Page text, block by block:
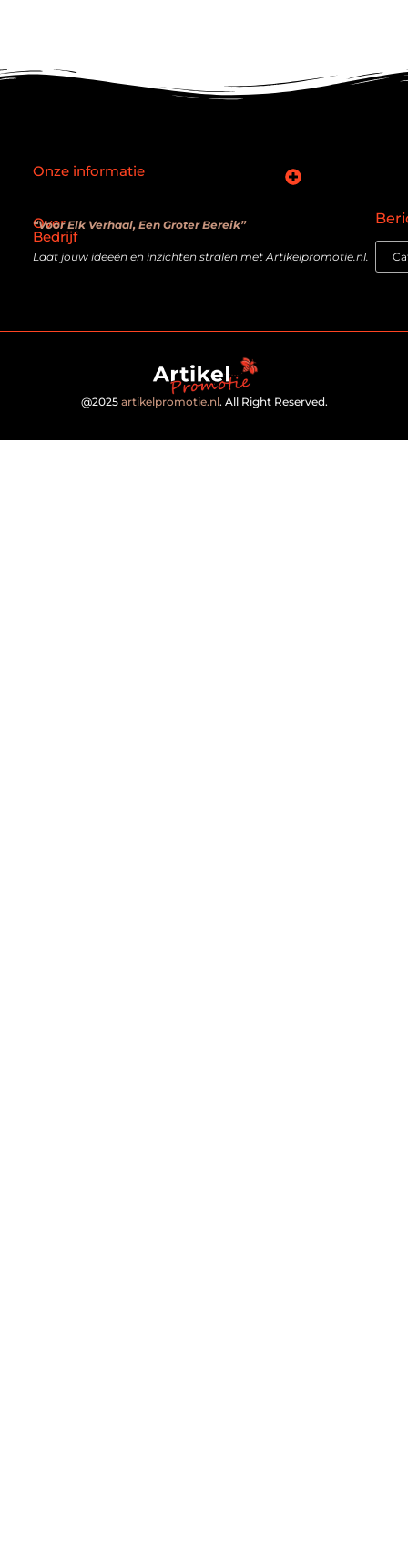
Over
Bedrijf
“Voor Elk Verhaal, Een Groter Bereik”
Laat jouw ideeën en inzichten stralen met Artikelpromotie.nl.
Onze informatie
@2025 artikelpromotie.nl. All Right Reserved.